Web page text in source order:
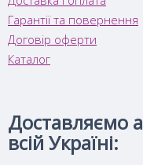
Гарантії та повернення
Договір оферти
Каталог
Доставляємо
всій Україні: